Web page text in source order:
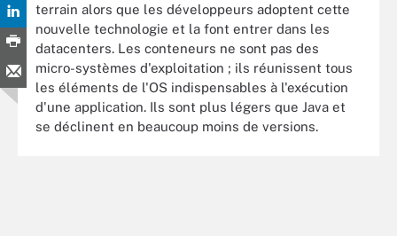
terrain alors que les développeurs adoptent cette
nouvelle technologie et la font entrer dans les
datacenters. Les conteneurs ne sont pas des
micro-systèmes d'exploitation ; ils réunissent tous
les éléments de l'OS indispensables à l'exécution
d'une application. Ils sont plus légers que Java et
se déclinent en beaucoup moins de versions.